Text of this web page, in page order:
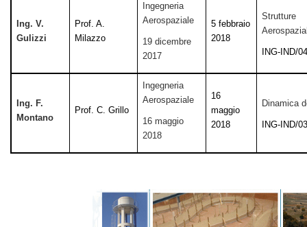
Ing. V.
Gulizzi
Prof. A.
Milazzo
Ingegneria
Aerospaziale
19 dicembre
2017
5 febbraio
2018
Strutture
ING-IND/
Ing. F.
Montano
Prof. C. Grillo
Ingegneria
Aerospaziale
16 maggio
2018
16
maggio
2018
Dinamica
ING-IND/